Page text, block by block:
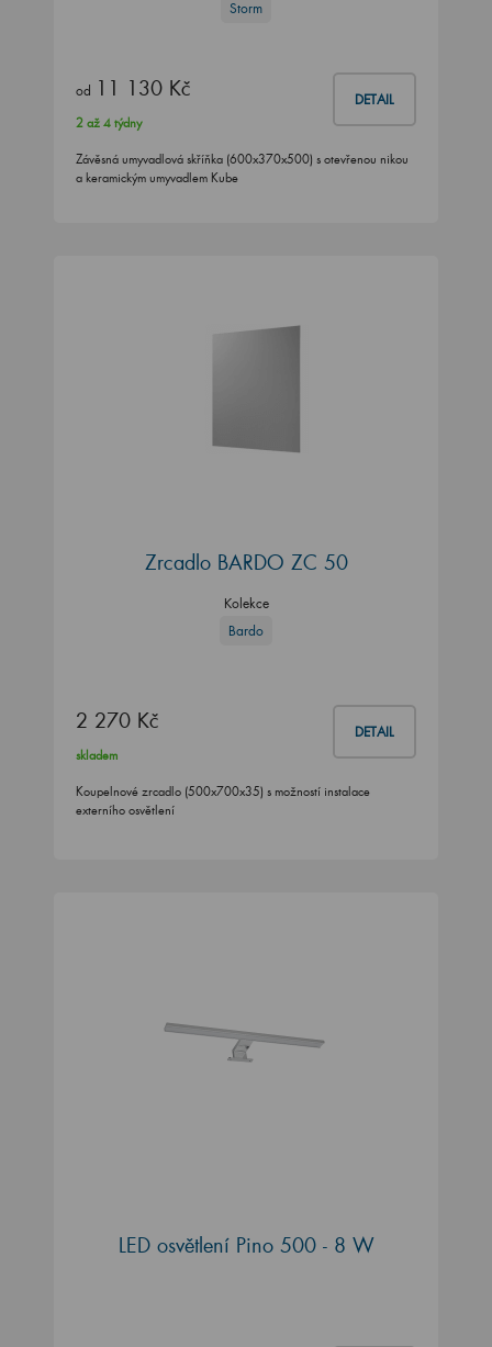
Storm
od 11 130 Kč DETAIL
2 až 4 týdny
Závěsná umyvadlová skříňka (600x370x500) s otevřenou nikou
a keramickým umyvadlem Kube
Zrcadlo BARDO ZC 50
Kolekce
Bardo
2 270 Kč DETAIL
skladem
Koupelnové zrcadlo (500x700x35) s možností instalace
externího osvětlení
LED osvětlení Pino 500 - 8 W